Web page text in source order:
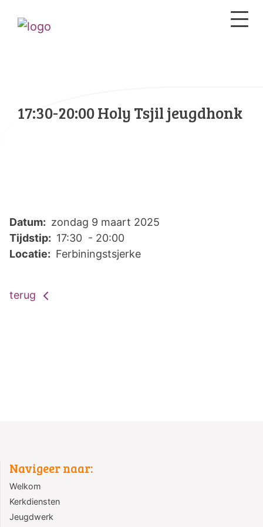
17:30-20:00 Holy Tsjil jeugdhonk
Datum: zondag 9 maart 2025
Tijdstip: 17:30 - 20:00
Locatie: Ferbiningstsjerke
terug
Navigeer naar:
Welkom
Kerkdiensten
Jeugdwerk